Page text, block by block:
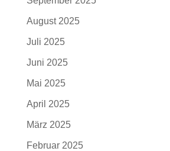
August 2025
Juli 2025
Juni 2025
Mai 2025
April 2025
März 2025
Februar 2025